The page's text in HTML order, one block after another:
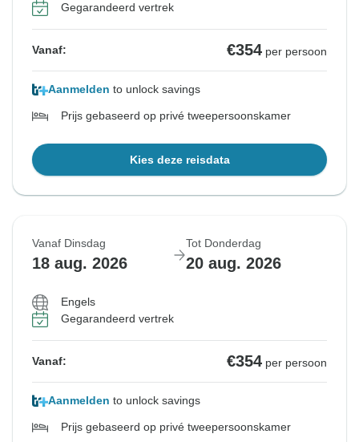
Gegarandeerd vertrek
Vanaf: €354 per persoon
Aanmelden to unlock savings
Prijs gebaseerd op privé tweepersoonskamer
Kies deze reisdata
Vanaf Dinsdag
18 aug. 2026
Tot Donderdag
20 aug. 2026
Engels
Gegarandeerd vertrek
Vanaf: €354 per persoon
Aanmelden to unlock savings
Prijs gebaseerd op privé tweepersoonskamer